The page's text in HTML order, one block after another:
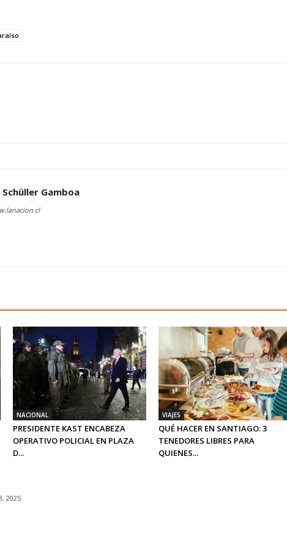
Gamboa
NACIONAL
PRESIDENTE KAST ENCABEZA
OPERATIVO POLICIAL EN PLAZA
D...
VIAJES
QUÉ HACER EN SANTIAGO: 3
TENEDORES LIBRES PARA
QUIENES...
2025